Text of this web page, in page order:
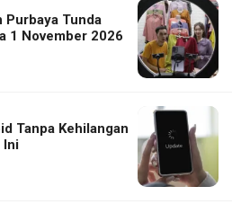
Purbaya Tunda
1 November 2026
Tanpa Kehilangan
Ini